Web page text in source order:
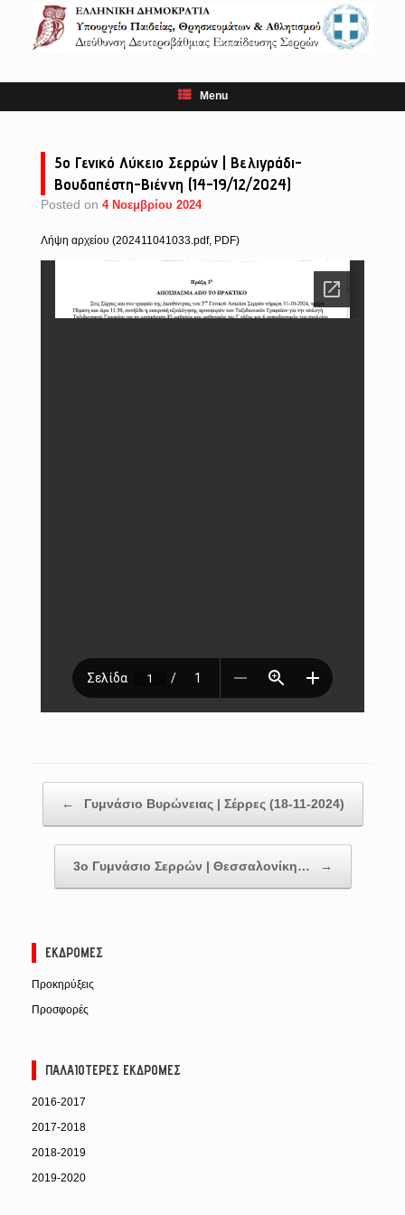
content
Menu
5ο Γενικό Λύκειο Σερρών | Βελιγράδι-
Βουδαπέστη-Βιέννη (14-19/12/2024)
Posted on 4 Νοεμβρίου 2024
Λήψη αρχείου (202411041033.pdf, PDF)
←
Γυμνάσιο Βυρώνειας | Σέρρες (18-11-2024)
3ο Γυμνάσιο Σερρών | Θεσσαλονίκη… →
ΕΚΔΡΟΜΈΣ
Προκηρύξεις
Προσφορές
ΠΑΛΑΙΌΤΕΡΕΣ ΕΚΔΡΟΜΈΣ
2016-2017
2017-2018
2018-2019
2019-2020